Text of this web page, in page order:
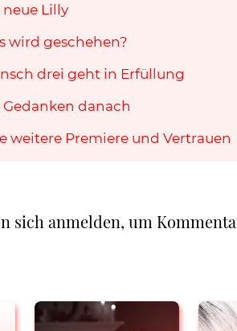
neue Lilly
wird geschehen?
drei geht in Erfüllung
Gedanken danach
weitere Premiere und Vertrauen
sich anmelden, um